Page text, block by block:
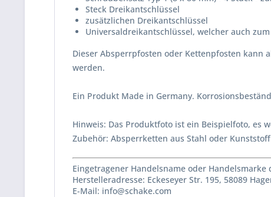
Steck Dreikantschlüssel
zusätzlichen Dreikantschlüssel
Universaldreikantschlüssel, welcher auch
Dieser Absperrpfosten oder Kettenpfosten kann
werden.
Ein Produkt Made in Germany.
Hinweis: Das Produktfoto ist ein Beispielfoto, es
Zubehör: Absperrketten aus Stahl oder
Eingetragener Handelsname oder
Herstelleradresse: Eckeseyer Str. 195, 58089
E-Mail: info@schake.com